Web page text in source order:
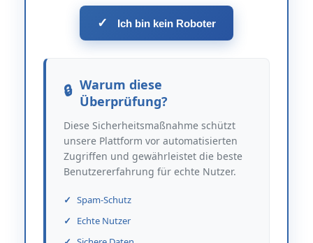
✓ Ich bin kein Roboter
Warum diese
Überprüfung?
Diese Sicherheitsmaßnahme schützt
unsere Plattform vor automatisierten
Zugriffen und gewährleistet die beste
Benutzererfahrung für echte Nutzer.
Spam-Schutz
Echte Nutzer